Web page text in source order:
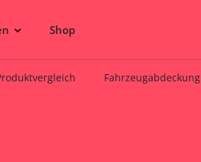
Shop
Fahrzeugabdeckung